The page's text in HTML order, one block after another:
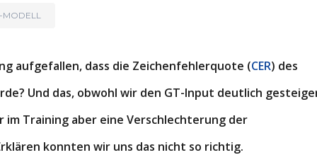
MODELL
aufgefallen, dass die Zeichenfehlerquote (CER) des
Und das, obwohl wir den GT-Input deutlich
Training aber eine Verschlechterung der
konnten wir uns das nicht so richtig.